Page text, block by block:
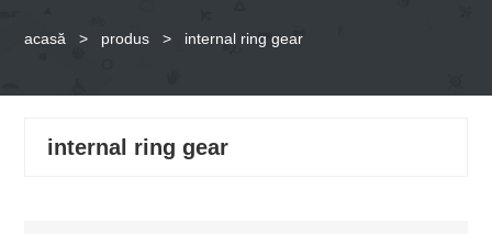
acasă > produs > internal ring gear
internal ring gear